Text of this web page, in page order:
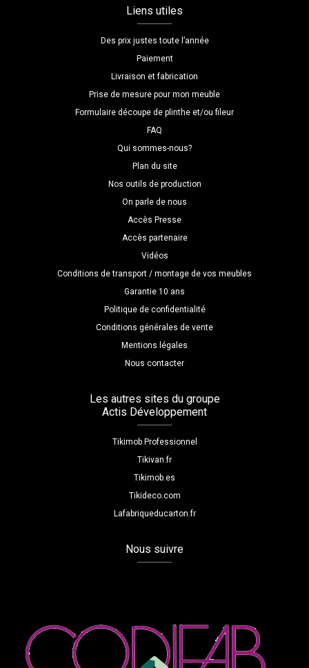
Liens utiles
Des prix justes toute l’année
Paiement
Livraison et fabrication
Prise de mesure pour mon meuble
Formulaire découpe de plinthe et/ou fileur
FAQ
Qui sommes-nous?
Plan du site
Nos outils de production
On parle de nous
Accès Presse
Accès partenaire
Vidéos
Conditions de transport / montage de vos meubles
Garantie 10 ans
Politique de confidentialité
Conditions générales de vente
Mentions légales
Nous contacter
Les autres sites du groupe
Actis Développement
Tikimob Professionnel
Tikivan.fr
Tikimob.es
Tikideco.com
Lafabriqueducarton.fr
Nous suivre